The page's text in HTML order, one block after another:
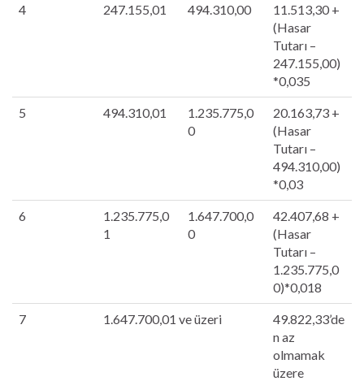
4 247.155,01 494.310,00
11.513,30 +
(Hasar
Tutarı –
247.155,00)
*0,035
5 494.310,01
1.235.775,0
0
20.163,73 +
(Hasar
Tutarı –
494.310,00)
*0,03
6
1.235.775,0
1
1.647.700,0
0
42.407,68 +
(Hasar
Tutarı –
1.235.775,0
0)*0,018
7 1.647.700,01 ve üzeri
49.822,33’de
n az
olmamak
üzere